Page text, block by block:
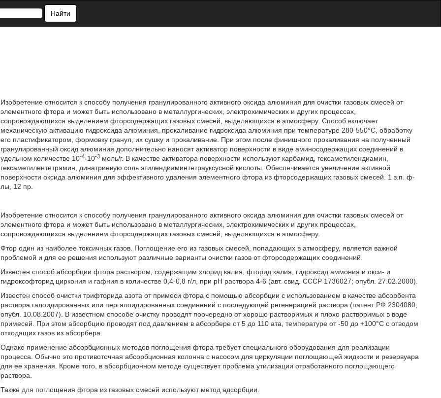
Найти
Изобретение относится к способу получения гранулированного активного оксида алюминия для очистки газовых смесей от
элементного фтора и может быть использовано в металлургических, электрохимических и других процессах,
сопровождающихся выделением фторсодержащих газовых смесей, выделяющихся в атмосферу. Способ включает
механическую активацию гидроксида алюминия, прокаливание гидроксида алюминия при температуре 280-550°С, обработку
его пластификатором, формовку гранул, их сушку и прокаливание. При этом после финишного прокаливания на полученный
гранулированный оксид алюминия дополнительно наносят активатор поверхности в виде аминосодержащих соединений в
удельном количестве 10-4-10-3 моль/г. В качестве активатора поверхности используют карбамид, гексаметилендиамин,
гексаметилентетрамин, динатриевую соль этилендиаминтетрауксусной кислоты. Обеспечивается увеличение активной
поверхности оксида алюминия для эффективного удаления элементного фтора из фторсодержащих газовых смесей. 1 з.п. ф-
лы, 12 пр.
Изобретение относится к способу получения гранулированного активного оксида алюминия для очистки газовых смесей от
элементного фтора и может быть использовано в металлургических, электрохимических и других процессах,
сопровождающихся выделением фторсодержащих газовых смесей, выделяющихся в атмосферу.
Фтор один из наиболее токсичных газов. Поглощение его из газовых смесей, попадающих в атмосферу, является важной
проблемой и для ее решения используют различные варианты очистки газов от фторсодержащих соединений.
Известен способ абсорбции фтора раствором, содержащим хлорид калия, фторид калия, гидроксид аммония и окси- и
гидроксофторид циркония и гафния в количестве 0,4-0,8 г/л, при рН раствора 4-6 (авт. свид. СССР 1736027; опубл. 27.02.2000).
Известен способ очистки трифторида азота от примеси фтора с помощью абсорбции с использованием в качестве абсорбента
раствора галоидированных или пергалоидированных соединений с последующей регенерацией раствора (патент РФ 2304080;
опубл. 10.08.2007). В известном способе очистку проводят поочередно от хорошо растворимых и плохо растворимых в воде
примесей. При этом абсорбцию проводят под давлением в абсорбере от 5 до 110 ата, температуре от -50 до +100°С с отводом
отходящих газов из абсорбера.
Однако применение абсорбционных методов поглощения фтора требует специального оборудования для реализации
процесса. Обычно это противоточная абсорбционная колонна с насосом для циркуляции поглощающей жидкости и резервуара
для ее хранения. Кроме того, в абсорбционном методе существует проблема утилизации отработанного поглощающего
раствора.
Также для поглощения фтора из газовых смесей используют метод адсорбции.